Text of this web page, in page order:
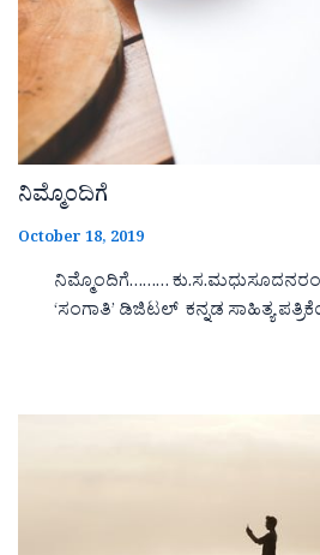
ನಿಮ್ಮೊಂದಿಗೆ
October 18, 2019
ನಿಮ್ಮೊಂದಿಗೆ………
‘ಸಂಗಾತಿ’ ಡಿಜಿಟಲ್ ಕನ್ನಡ ಸಾಹಿತ್ಯ